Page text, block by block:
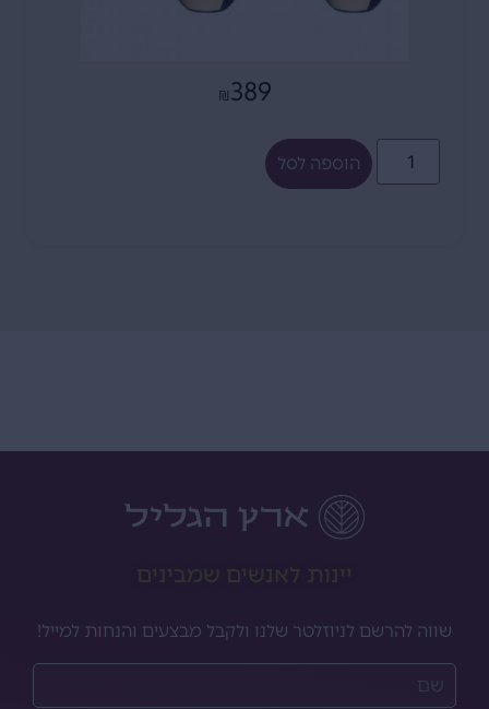
₪ 389
הוספה לסל
יינות לאנשים שמבינים
שווה להרשם לניוזלטר שלנו ולקבל מבצעים והנחות למייל!